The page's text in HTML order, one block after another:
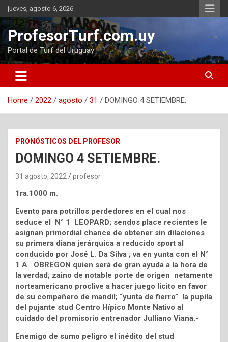
Skip
to
content
jueves, agosto 6, 2026
ProfesorTurf.com.uy
Portal de Turf del Uruguay
Home 2022 agosto 31 DOMINGO 4 SETIEMBRE.
PRONÓSTICOS DEL PROFESOR
DOMINGO 4 SETIEMBRE.
31 agosto, 2022 profesor
1ra.1000 m.
Evento para potrillos perdedores en el cual nos
seduce el N° 1 LEOPARD; sendos place recientes le
asignan primordial chance de obtener sin dilaciones
su primera diana jerárquica a reducido sport al
conducido por José L. Da Silva ; va en yunta con el N°
1 A OBREGON quien será de gran ayuda a la hora de
la verdad; zaino de notable porte de origen netamente
norteamericano proclive a hacer juego licito en favor
de su compañero de mandil; “yunta de fierro” la pupila
del pujante stud Centro Hípico Monte Nativo al
cuidado del promisorio entrenador Julliano Viana.-
Enemigo de sumo peligro el inédito del stud